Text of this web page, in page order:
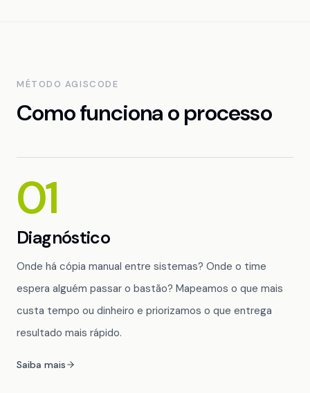
MÉTODO AGISCODE
Como funciona o processo
01
Diagnóstico
Onde há cópia manual entre sistemas? Onde o time
espera alguém passar o bastão? Mapeamos o que mais
custa tempo ou dinheiro e priorizamos o que entrega
resultado mais rápido.
Saiba mais